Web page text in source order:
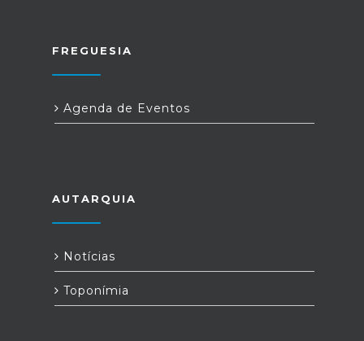
FREGUESIA
Agenda de Eventos
AUTARQUIA
Notícias
Toponímia